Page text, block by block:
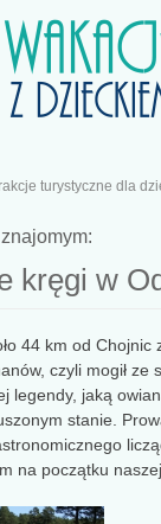
turystyczne dla
kręgi w
44 km od
czyli mogił
legendy, jaką
stanie.
na początku